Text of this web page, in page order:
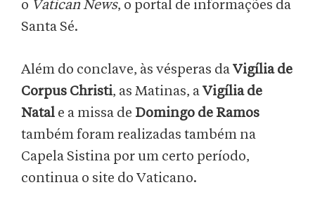
o Vatican News, o portal de informações da
Santa Sé.
Além do conclave, às vésperas daVigília de
Corpus Christi, as Matinas, aVigília de
Natal e a missa de Domingo de Ramos
também foram realizadas também na
Capela Sistina por um certo período,
continua o site do Vaticano.